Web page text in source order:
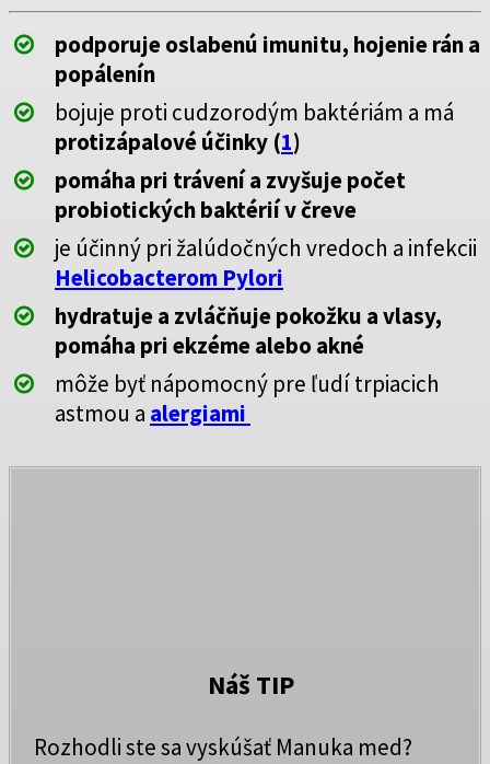
podporuje oslabenú imunitu, hojenie rán a
popálenín
bojuje proti cudzorodým baktériám a má
protizápalové účinky (1)
pomáha pri trávení a zvyšuje počet
probiotických baktérií v čreve
je účinný pri žalúdočných vredoch a infekcii
Helicobacterom Pylori
hydratuje a zvláčňuje pokožku a vlasy,
pomáha pri ekzéme alebo akné
môže byť nápomocný pre ľudí trpiacich
astmou a alergiami
Náš TIP
Rozhodli ste sa vyskúšať Manuka med?